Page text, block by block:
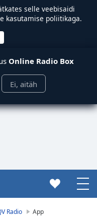
selle veebisaidi
kasutamise poliitikaga.
Online Radio Box
Ei, aitäh
Radio App